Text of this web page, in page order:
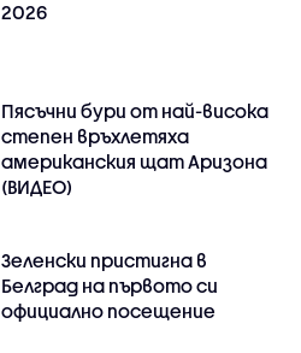
2026
Пясъчни бури от най-висока
степен връхлетяха
американския щат Аризона
(ВИДЕО)
Зеленски пристигна в
Белград на първото си
официално посещение